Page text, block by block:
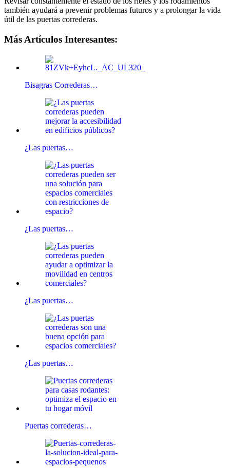
también ayudará a prevenir problemas futuros y a prolongar la vida
útil de las puertas correderas.
Más Artículos Interesantes:
Bisagras Correderas…
¿Las puertas…
¿Las puertas…
¿Las puertas…
¿Las puertas…
Puertas correderas…